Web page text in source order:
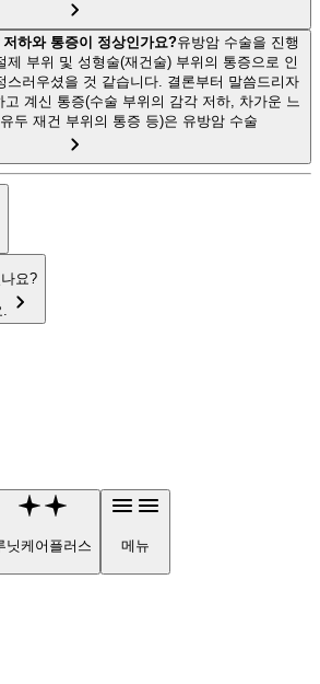
하와 통증이 정상인가요?유방암 수술을 진행
제 부위 및 성형술(재건술) 부위의 통증으로 인
스러우셨을 것 같습니다. 결론부터 말씀드리자
계신 통증(수술 부위의 감각 저하, 차가운 느
두 재건 부위의 통증 등)은 유방암 수술
요?
.
닛케어플러스 메뉴